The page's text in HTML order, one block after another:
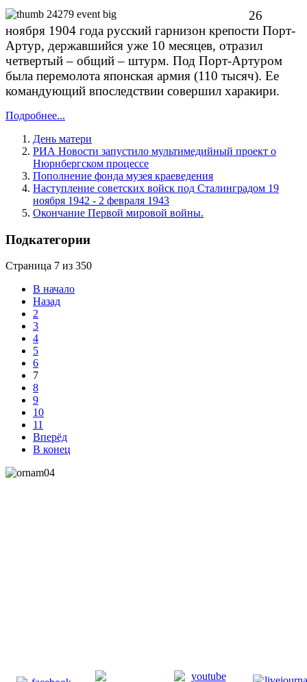
26
ноября 1904 года русский гарнизон крепости Порт-
Артур, державшийся уже 10 месяцев, отразил
четвертый – общий – штурм. Под Порт-Артуром
была перемолота японская армия (110 тысяч). Ее
командующий впоследствии совершил харакири.
Подробнее...
День матери
РИА Новости запустило мультимедийный проект о
Нюрнбергском процессе
Пополнение фонда музея краеведения
Наступление советских войск под Сталинградом 19
ноября 1942 - 2 февраля 1943
Окончание Первой мировой войны.
Подкатегории
Страница 7 из 350
В начало
Назад
2
3
4
5
6
7
8
9
10
11
Вперёд
В конец